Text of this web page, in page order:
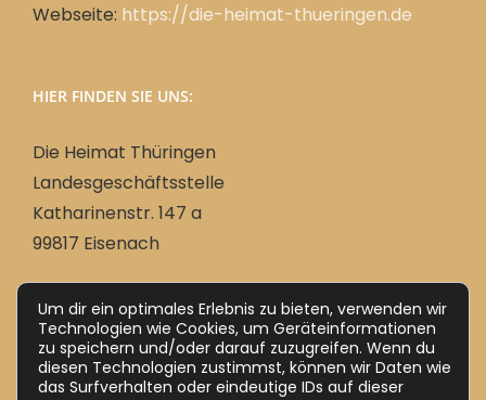
Webseite: https://die-heimat-thueringen.de
HIER FINDEN SIE UNS:
Die Heimat Thüringen
Landesgeschäftsstelle
Katharinenstr. 147 a
99817 Eisenach
Deutsch
Magyar(Ungarisch)
Um dir ein optimales Erlebnis zu bieten, verwenden wir
Technologien wie Cookies, um Geräteinformationen
zu speichern und/oder darauf zuzugreifen. Wenn du
diesen Technologien zustimmst, können wir Daten wie
das Surfverhalten oder eindeutige IDs auf dieser